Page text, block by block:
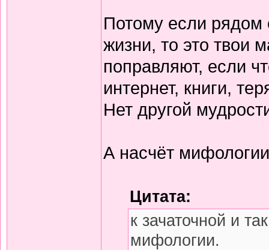
Потому если
жизни, то это твои
поправляют, если
интернет, книги,
Нет другой
А насчёт
Цитата:
к зачаточной и
мифологии.